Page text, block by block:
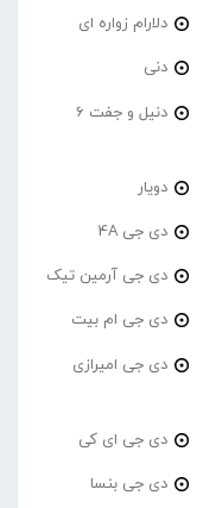
دلارام زواره ای
دنی
دنیل و جفت 6
دویار
دی جی 4A
دی جی آرمین تیک
دی جی ام بیت
دی جی امیرازی
دی جی ای کی
دی جی بنسا